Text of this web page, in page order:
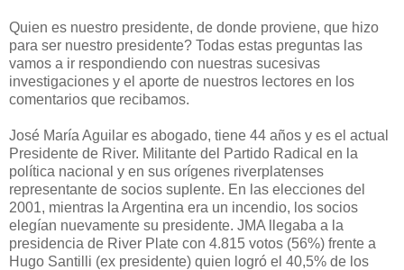
Quien es nuestro presidente, de donde proviene, que hizo
para ser nuestro presidente? Todas estas preguntas las
vamos a ir respondiendo con nuestras sucesivas
investigaciones y el aporte de nuestros lectores en los
comentarios que recibamos.
José María Aguilar es abogado, tiene 44 años y es el actual
Presidente de River. Militante del Partido Radical en la
política nacional y en sus orígenes riverplatenses
representante de socios suplente. En las elecciones del
2001, mientras la Argentina era un incendio, los socios
elegían nuevamente su presidente. JMA llegaba a la
presidencia de River Plate con 4.815 votos (56%) frente a
Hugo Santilli (ex presidente) quien logró el 40,5% de los